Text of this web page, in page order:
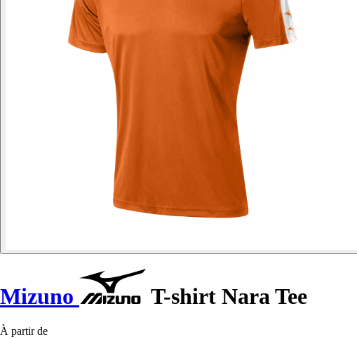
Mizuno T-shirt Nara Tee
À partir de